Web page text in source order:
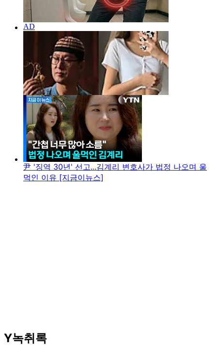
尹 '징역 30년' 선고...김계리 변호사가 법정 나오며 울
먹인 이유 [지금이뉴스]
Y녹취록